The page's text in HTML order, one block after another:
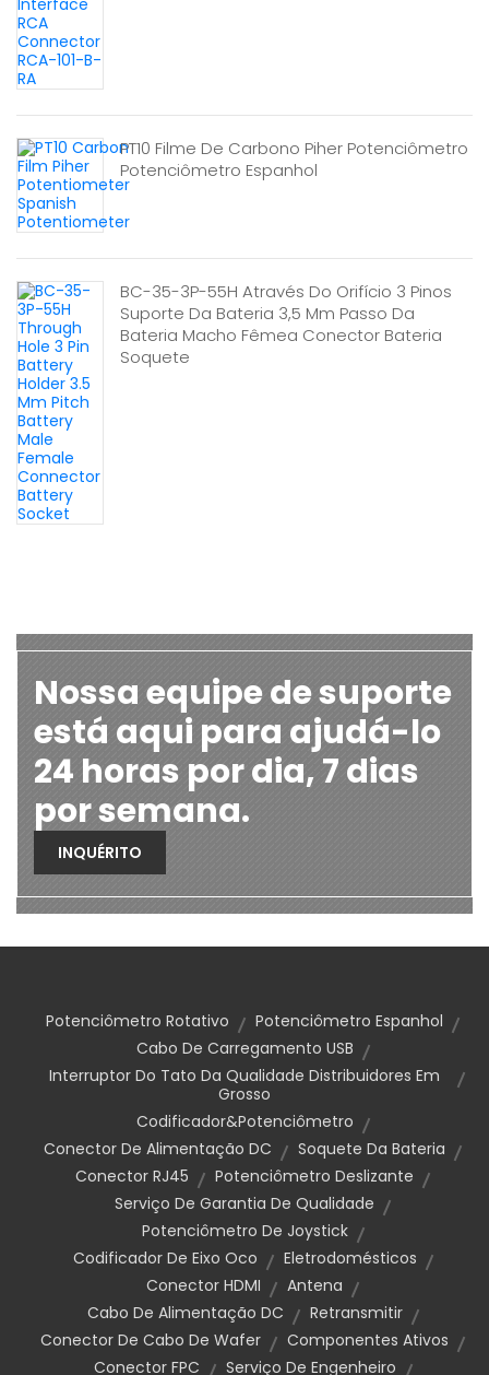
PT10 Filme De Carbono Piher Potenciômetro
Potenciômetro Espanhol
BC-35-3P-55H Através Do Orifício 3 Pinos
Suporte Da Bateria 3,5 Mm Passo Da
Bateria Macho Fêmea Conector Bateria
Soquete
Nossa equipe de suporte
está aqui para ajudá-lo
24 horas por dia, 7 dias
por semana.
INQUÉRITO
Potenciômetro Rotativo
Potenciômetro Espanhol
Cabo De Carregamento USB
Interruptor Do Tato Da Qualidade Distribuidores Em
Grosso
Codificador&Potenciômetro
Conector De Alimentação DC
Soquete Da Bateria
Conector RJ45
Potenciômetro Deslizante
Serviço De Garantia De Qualidade
Potenciômetro De Joystick
Codificador De Eixo Oco
Eletrodomésticos
Conector HDMI
Antena
Cabo De Alimentação DC
Retransmitir
Conector De Cabo De Wafer
Componentes Ativos
Conector FPC
Serviço De Engenheiro